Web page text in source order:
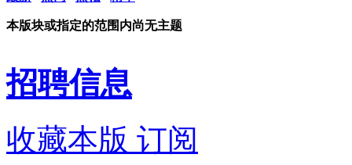
本版块或指定的范围内尚无主题
招聘信息
收藏本版 订阅